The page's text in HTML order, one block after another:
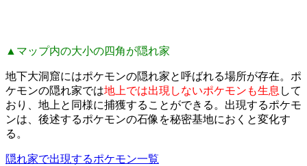
▲マップ内の大小の四角が隠れ家
地下大洞窟にはポケモンの隠れ家と呼ばれる場所が存在。ポ
ケモンの隠れ家では地上では出現しないポケモンも生息 して
おり、地上と同様に捕獲することができる。出現するポケモ
ンは、後述するポケモンの石像を秘密基地におくと変化す
る。
隠れ家で出現するポケモン一覧